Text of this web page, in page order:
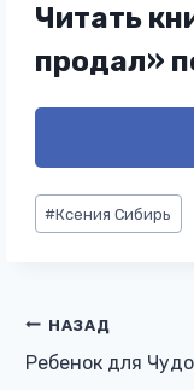
Читать
продал»
Метки
записи:
#Ксения Сибирь
Навигация
НАЗАД
Ребенок для